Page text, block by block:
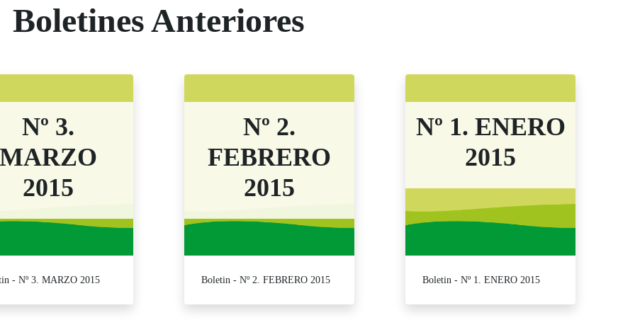
de Madrid -
Boletines Anteriores
Nº 3.
MARZO
2015
- Nº 3. MARZO 2015
Nº 2.
FEBRERO
2015
Boletin - Nº 2. FEBRERO 2015
Nº 1. ENERO
2015
Boletin - Nº 1. ENERO 2015